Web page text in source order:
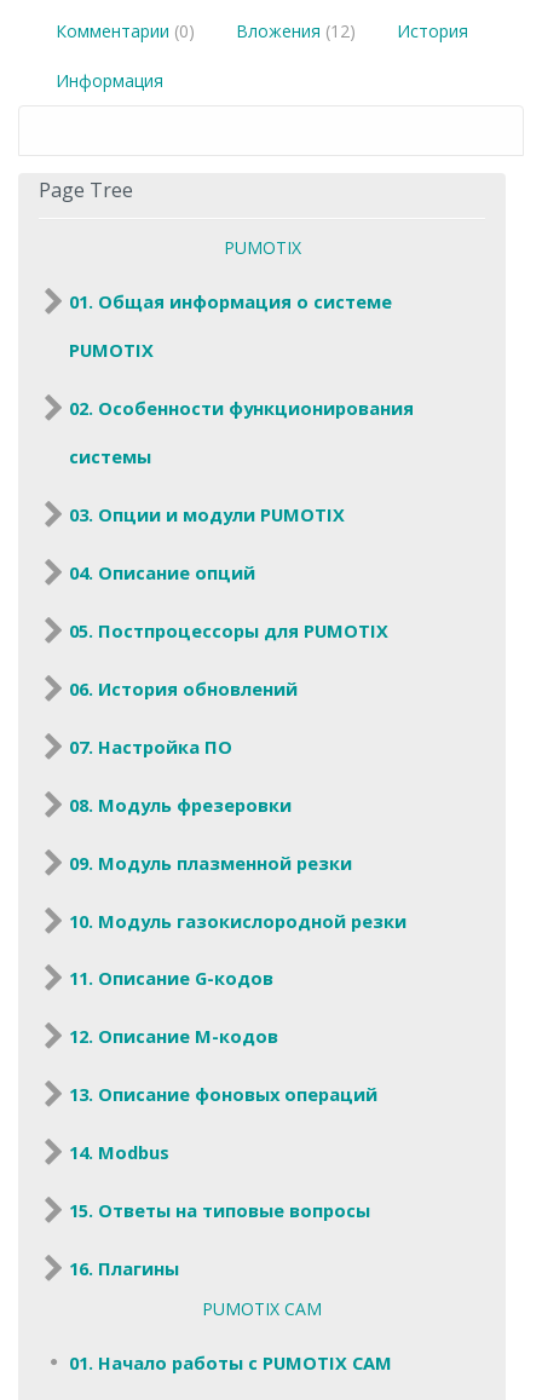
Комментарии (0) Вложения (12) История
Информация
Page Tree
PUMOTIX
01. Общая информация о системе
PUMOTIX
02. Особенности функционирования
системы
03. Опции и модули PUMOTIX
04. Описание опций
05. Постпроцессоры для PUMOTIX
06. История обновлений
07. Настройка ПО
08. Модуль фрезеровки
09. Модуль плазменной резки
10. Модуль газокислородной резки
11. Описание G-кодов
12. Описание M-кодов
13. Описание фоновых операций
14. Modbus
15. Ответы на типовые вопросы
16. Плагины
PUMOTIX CAM
01. Начало работы с PUMOTIX CAM